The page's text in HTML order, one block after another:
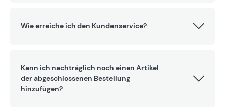
Wie erreiche ich den Kundenservice?
Kann ich nachträglich noch einen Artikel
der abgeschlossenen Bestellung
hinzufügen?